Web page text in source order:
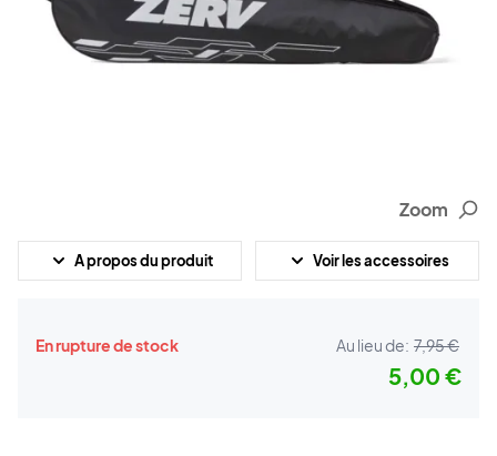
Zoom
A propos du produit Voir les accessoires
En rupture de stock Au lieu de: 7,95 €
5,00 €